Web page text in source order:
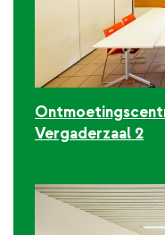
Vergaderzaal 2